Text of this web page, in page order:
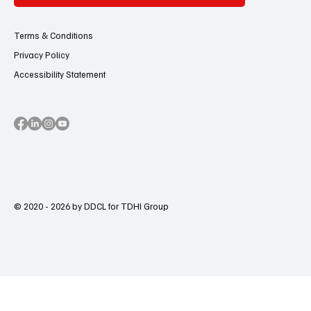
Terms & Conditions
Privacy Policy
Accessibility Statement
© 2020 - 2026 by DDCL for TDHI Group